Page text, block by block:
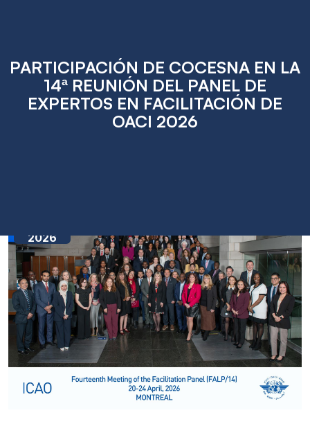
PARTICIPACIÓN DE COCESNA EN LA
14ª REUNIÓN DEL PANEL DE
EXPERTOS EN FACILITACIÓN DE
OACI 2026
2026